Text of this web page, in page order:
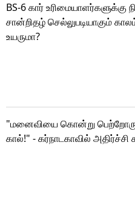
BS-6 கார் உரிமையாளர்களுக்கு
சான்றிதழ் செல்லுபடியாகும்
உயருமா?
"மனைவியை கொன்று
கால்!" - கர்நாடகாவில் அதிர்ச்சி